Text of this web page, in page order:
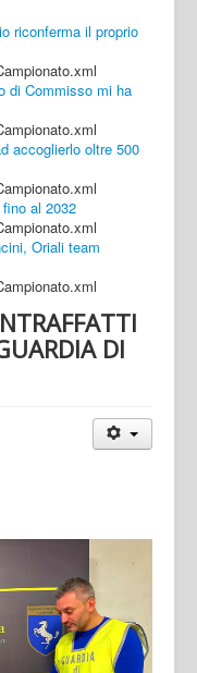
riconferma il proprio
di Commisso mi ha
accoglierlo oltre 500
al 2032
Oriali team
DI